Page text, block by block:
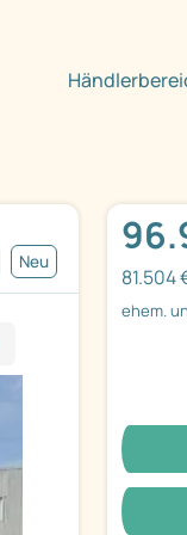
Neu
81.504
ehem.